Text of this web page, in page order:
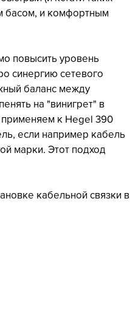
басом, и комфортным
повысить уровень
синергию сетевого
баланс между
на "винигрет" в
применяем к Hegel 390
если например кабель
марки. Этот подход
кабельной связки в